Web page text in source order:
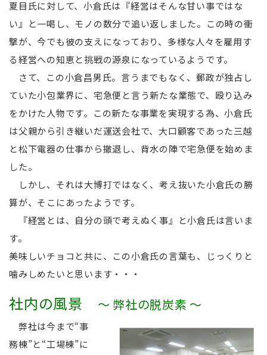
夏目氏に対して、小倉氏は『経営はそんな甘い事ではな
い』と一喝し、モノの数分で追い返しました。この時の衝
撃が、今でも彼の支えになっており、多様な人々を雇用す
る経営への知恵と挑戦の源泉になっているようです。
さて、この小倉昌男氏。言うまでもなく、郵政が独占し
ていた小包業界に、宅急便と言う新たな業態で、殴り込み
をかけた人物です。この新たな事業を実現する為、小倉氏
は父親から引き継いだ運送会社で、大口顧客であった三越
と松下電器の仕事から撤退し、背水の陣で宅急便を始めま
した。
しかし、それは大博打ではなく、考え抜いた小倉氏の勝
算が、そこにあったようです。
『経営とは、自分の頭で考えぬく事』と小倉氏は言いま
す。
美味しいチョコと共に、この小倉氏の言葉も、じっくりと
噛みしめたいと思います・・・
社内の風景 ～ 弊社の脱炭素 ～
弊社は今まで“事
務棟”と“工場棟”に